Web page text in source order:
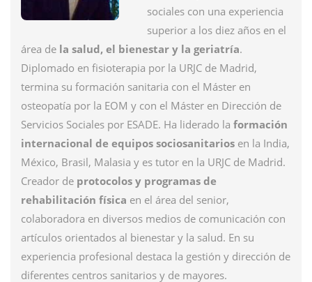
sociales con una experiencia
superior a los diez años en el
área de la salud, el bienestar y la geriatría.
Diplomado en fisioterapia por la URJC de Madrid,
termina su formación sanitaria con el Máster en
osteopatía por la EOM y con el Máster en Dirección de
Servicios Sociales por ESADE. Ha liderado la formación
internacional de equipos sociosanitarios en la India,
México, Brasil, Malasia y es tutor en la URJC de Madrid.
Creador de protocolos y programas de
rehabilitación física en el área del senior,
colaboradora en diversos medios de comunicación con
artículos orientados al bienestar y la salud. En su
experiencia profesional destaca la gestión y dirección de
diferentes centros sanitarios y de mayores.